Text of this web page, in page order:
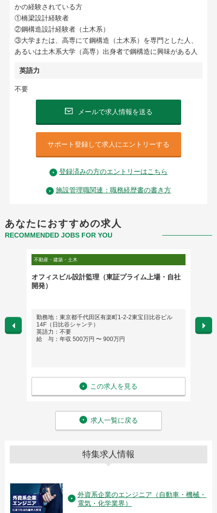
かの経験されている方
①橋梁設計経験者
②鋼構造設計経験者（土木系）
③大学または、高専にて鋼構造（土木系）を専門とした人、
あるいは土木系大学（高専）出身者で鋼構造に興味がある人
英語力
不要
メールで求人情報を送る
サポート登録して求人にエントリーする
登録済みの方のエントリーはこちら
施設管理職関連：職務経歴書の書き方
あなたにおすすめの求人
RECOMMENDED JOBS FOR YOU
不動産・建築・土木
オフィスビル設計監理（東証プライム上場・自社
開発）
勤務地：東京都千代田区有楽町1-2-2東宝日比谷ビル
14F（日比谷シャンテ）
英語力：不要
給 与：年収 500万円 〜 900万円
この求人を見る
勤務
英語
給
求人一覧に戻る
特集求人情報
外資系企業のエンジニア（自動車・機械・
電気・化学業界）